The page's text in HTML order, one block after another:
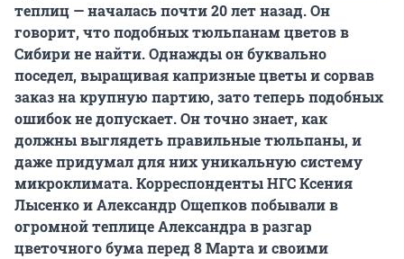
теплиц — началась почти 20 лет назад. Он
говорит, что подобных тюльпанам цветов в
Сибири не найти. Однажды он буквально
поседел, выращивая капризные цветы и сорвав
заказ на крупную партию, зато теперь подобных
ошибок не допускает. Он точно знает, как
должны выглядеть правильные тюльпаны, и
даже придумал для них уникальную систему
микроклимата. Корреспонденты НГС Ксения
Лысенко и Александр Ощепков побывали в
огромной теплице Александра в разгар
цветочного бума перед 8 Марта и своими